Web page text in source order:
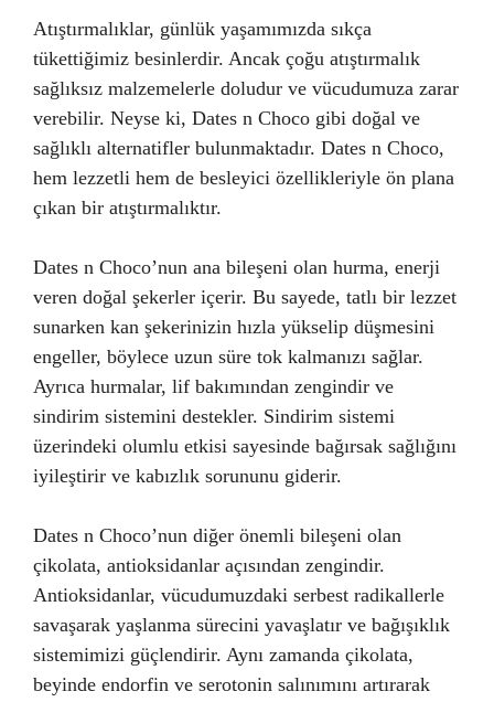
Atıştırmalıklar, günlük yaşamımızda sıkça
tükettiğimiz besinlerdir. Ancak çoğu atıştırmalık
sağlıksız malzemelerle doludur ve vücudumuza zarar
verebilir. Neyse ki, Dates n Choco gibi doğal ve
sağlıklı alternatifler bulunmaktadır. Dates n Choco,
hem lezzetli hem de besleyici özellikleriyle ön plana
çıkan bir atıştırmalıktır.
Dates n Choco’nun ana bileşeni olan hurma, enerji
veren doğal şekerler içerir. Bu sayede, tatlı bir lezzet
sunarken kan şekerinizin hızla yükselip düşmesini
engeller, böylece uzun süre tok kalmanızı sağlar.
Ayrıca hurmalar, lif bakımından zengindir ve
sindirim sistemini destekler. Sindirim sistemi
üzerindeki olumlu etkisi sayesinde bağırsak sağlığını
iyileştirir ve kabızlık sorununu giderir.
Dates n Choco’nun diğer önemli bileşeni olan
çikolata, antioksidanlar açısından zengindir.
Antioksidanlar, vücudumuzdaki serbest radikallerle
savaşarak yaşlanma sürecini yavaşlatır ve bağışıklık
sistemimizi güçlendirir. Aynı zamanda çikolata,
beyinde endorfin ve serotonin salınımını artırarak